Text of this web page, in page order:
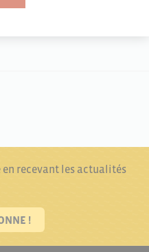
en recevant les actualités
!